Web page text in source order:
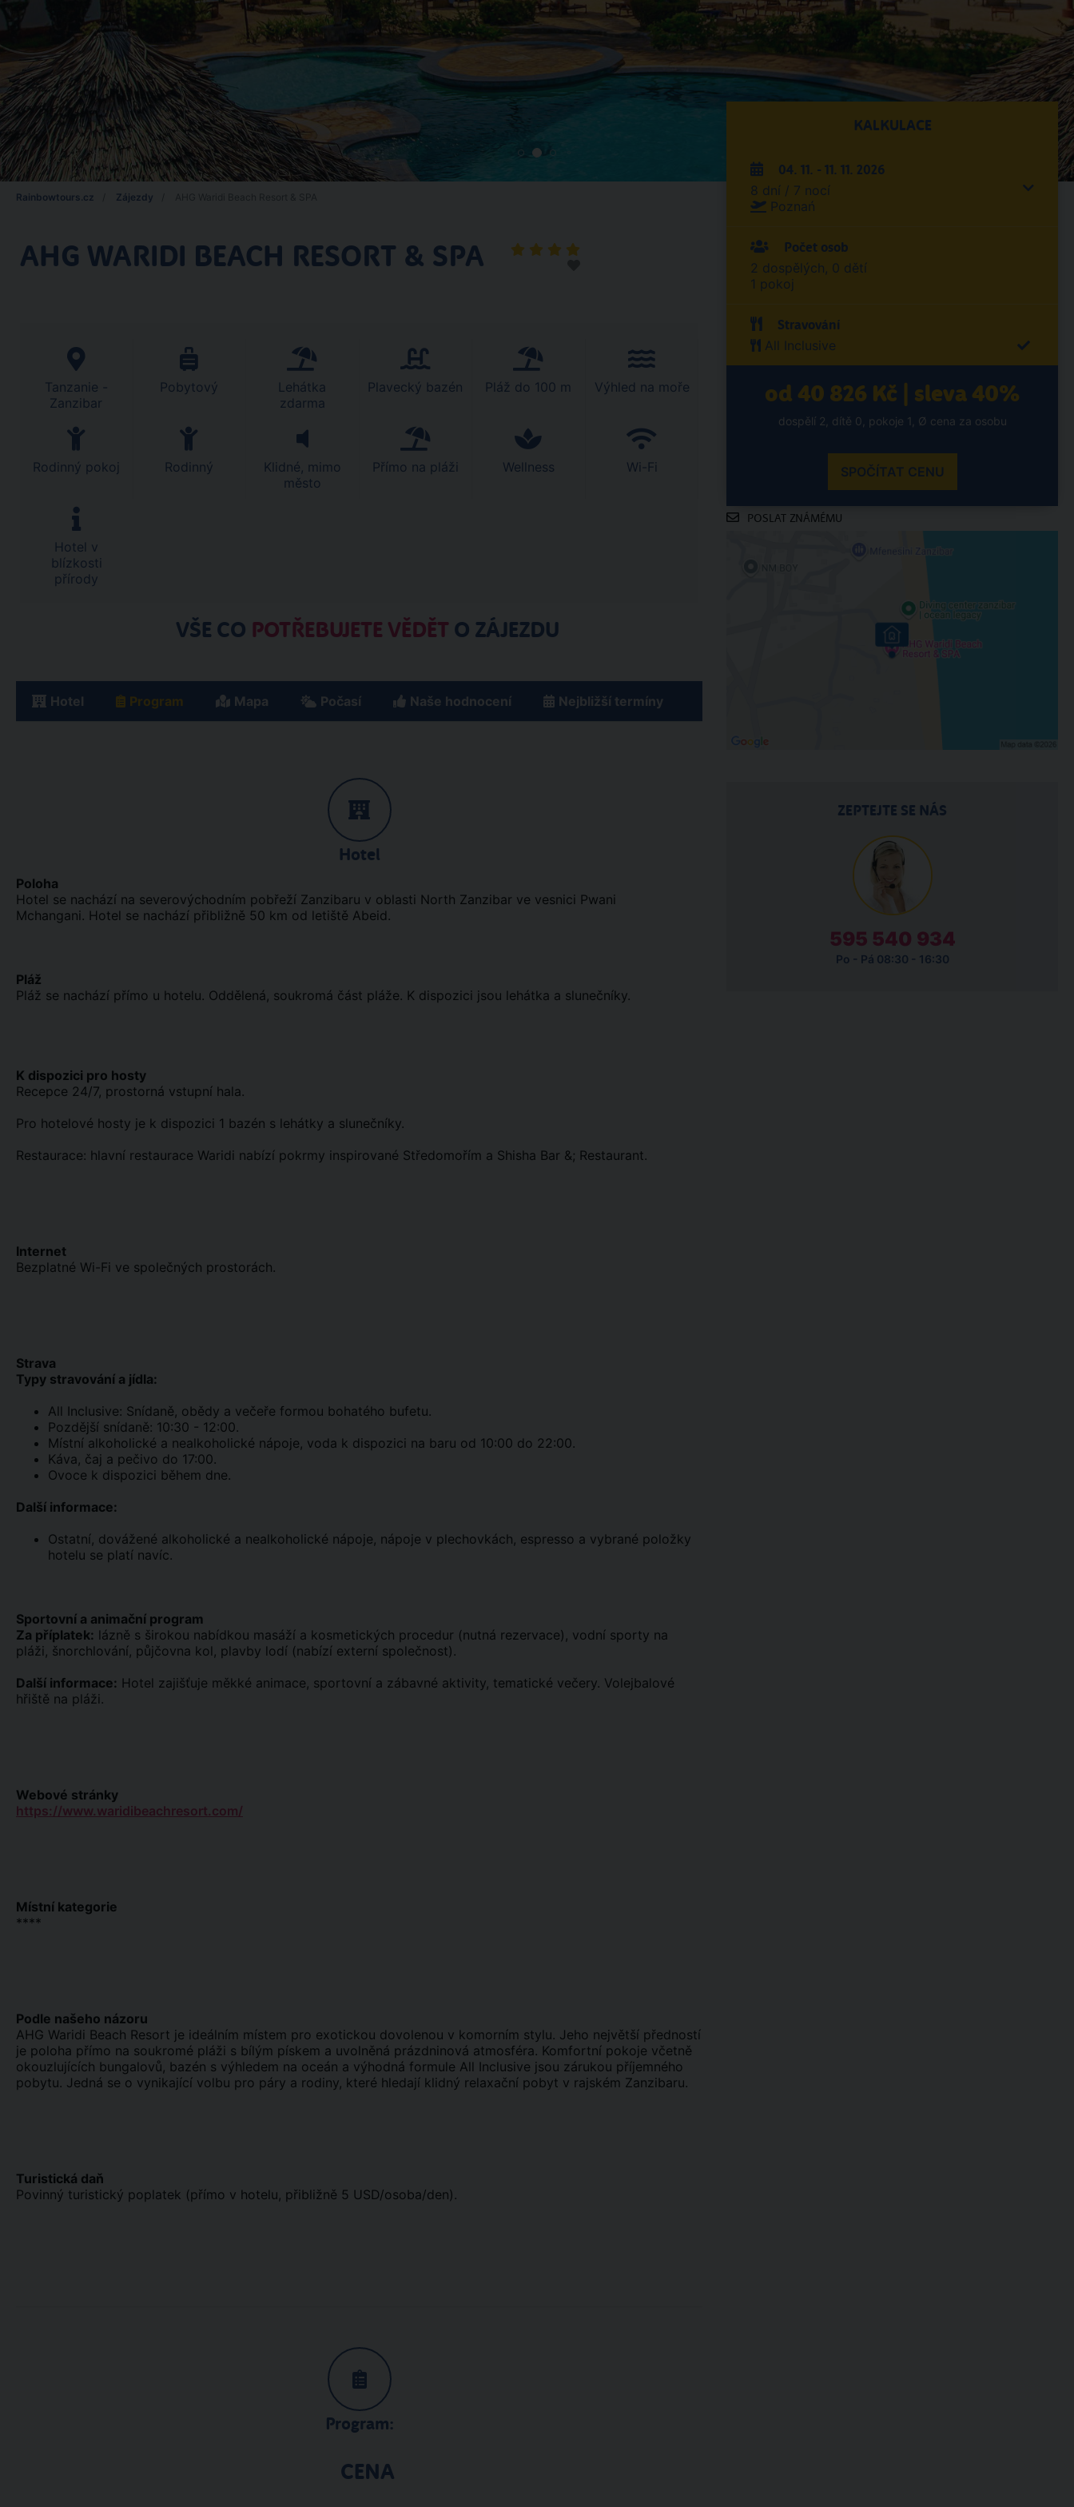
Rainbowtours.cz Zájezdy
AHG WARIDI BEACH RESORT & SPA
Tanzanie -
Zanzibar
Pobytový
Lehátka
zdarma
Plavecký bazén Pláž do 100 m Výhled na moře
Rodinný pokoj Rodinný
Klidné, mimo
město
Přímo na pláži Wellness Wi-Fi
Hotel v
blízkosti
přírody
VŠE CO POTŘEBUJETE VĚDĚT O ZÁJEZDU
Hotel Program Mapa Počasí Naše hodnocení Nejbližší termíny
Hotel
Poloha
Hotel se nachází na severovýchodním pobřeží Zanzibaru v oblasti North Zanzibar ve vesnici Pwani
Mchangani. Hotel se nachází přibližně 50 km od letiště Abeid.
Pláž
Pláž se nachází přímo u hotelu. Oddělená, soukromá část pláže. K dispozici jsou lehátka a slunečníky.
K dispozici pro hosty
Recepce 24/7, prostorná vstupní hala.
Pro hotelové hosty je k dispozici 1 bazén s lehátky a slunečníky.
Restaurace: hlavní restaurace Waridi nabízí pokrmy inspirované Středomořím a Shisha Bar &; Restaurant.
Internet
Bezplatné Wi-Fi ve společných prostorách.
Strava
Typy stravování a jídla:
All Inclusive: Snídaně, obědy a večeře formou bohatého bufetu.
Pozdější snídaně: 10:30 - 12:00.
Místní alkoholické a nealkoholické nápoje, voda k dispozici na baru od 10:00 do 22:00.
Káva, čaj a pečivo do 17:00.
Ovoce k dispozici během dne.
Další informace:
Ostatní, dovážené alkoholické a nealkoholické nápoje, nápoje v plechovkách, espresso a vybrané položky
hotelu se platí navíc.
Sportovní a animační program
Za příplatek: lázně s širokou nabídkou masáží a kosmetických procedur (nutná rezervace), vodní sporty na
pláži, šnorchlování, půjčovna kol, plavby lodí (nabízí externí společnost).
Další informace: Hotel zajišťuje měkké animace, sportovní a zábavné aktivity, tematické večery. Volejbalové
hřiště na pláži.
Webové stránky
https://www.waridibeachresort.com/
Místní kategorie
****
Podle našeho názoru
AHG Waridi Beach Resort je ideálním místem pro exotickou dovolenou v komorním stylu. Jeho největší předností
je poloha přímo na soukromé pláži s bílým pískem a uvolněná prázdninová atmosféra. Komfortní pokoje včetně
okouzlujících bungalovů, bazén s výhledem na oceán a výhodná formule All Inclusive jsou zárukou příjemného
pobytu. Jedná se o vynikající volbu pro páry a rodiny, které hledají klidný relaxační pobyt v rajském Zanzibaru.
Turistická daň
Povinný turistický poplatek (přímo v hotelu, přibližně 5 USD/osoba/den).
Program:
CENA
KALKULACE
04. 11. - 11. 11. 2026
8 dní / 7 nocí
Poznań
Počet osob
2 dospělých, 0 dětí
1 pokoj
Stravování
All Inclusive
od 40 826 Kč | sleva 40%
dospělí 2, dítě 0, pokoje 1, Ø cena za osobu
SPOČÍTAT CENU
POSLAT ZNÁMÉMU
ZEPTEJTE SE NÁS
595 540 934
Po - Pá 08:30 - 16:30